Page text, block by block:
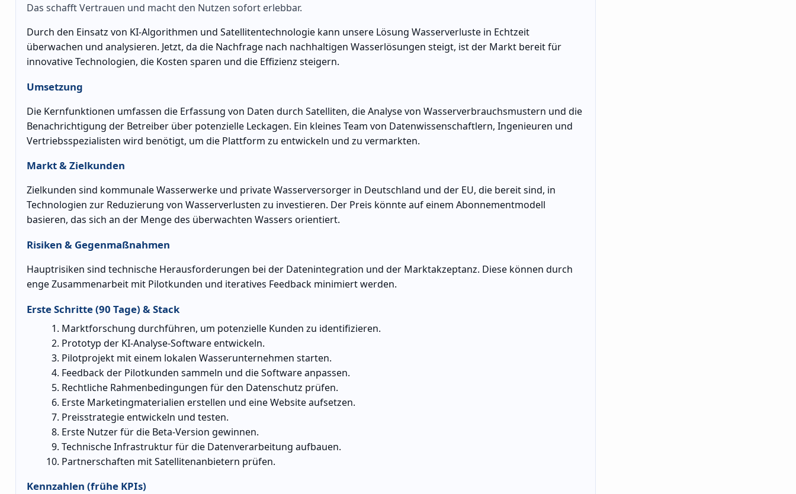
Das schafft Vertrauen und macht den Nutzen sofort erlebbar.
Durch den Einsatz von KI-Algorithmen und Satellitentechnologie kann unsere Lösung Wasserverluste in Echtzeit
überwachen und analysieren. Jetzt, da die Nachfrage nach nachhaltigen Wasserlösungen steigt, ist der Markt bereit für
innovative Technologien, die Kosten sparen und die Effizienz steigern.
Umsetzung
Die Kernfunktionen umfassen die Erfassung von Daten durch Satelliten, die Analyse von Wasserverbrauchsmustern und die
Benachrichtigung der Betreiber über potenzielle Leckagen. Ein kleines Team von Datenwissenschaftlern, Ingenieuren und
Vertriebsspezialisten wird benötigt, um die Plattform zu entwickeln und zu vermarkten.
Markt & Zielkunden
Zielkunden sind kommunale Wasserwerke und private Wasserversorger in Deutschland und der EU, die bereit sind, in
Technologien zur Reduzierung von Wasserverlusten zu investieren. Der Preis könnte auf einem Abonnementmodell
basieren, das sich an der Menge des überwachten Wassers orientiert.
Risiken & Gegenmaßnahmen
Hauptrisiken sind technische Herausforderungen bei der Datenintegration und der Marktakzeptanz. Diese können durch
enge Zusammenarbeit mit Pilotkunden und iteratives Feedback minimiert werden.
Erste Schritte (90 Tage) & Stack
Marktforschung durchführen, um potenzielle Kunden zu identifizieren.
Prototyp der KI-Analyse-Software entwickeln.
Pilotprojekt mit einem lokalen Wasserunternehmen starten.
Feedback der Pilotkunden sammeln und die Software anpassen.
Rechtliche Rahmenbedingungen für den Datenschutz prüfen.
Erste Marketingmaterialien erstellen und eine Website aufsetzen.
Preisstrategie entwickeln und testen.
Erste Nutzer für die Beta-Version gewinnen.
Technische Infrastruktur für die Datenverarbeitung aufbauen.
Partnerschaften mit Satellitenanbietern prüfen.
Kennzahlen (frühe KPIs)